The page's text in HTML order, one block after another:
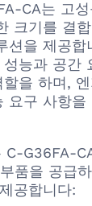
CA는 고
크기를 결
션을 제공
능과 공간
을 하며,
요구 사항을
C-G36FA-
품을 공급
공합니다: